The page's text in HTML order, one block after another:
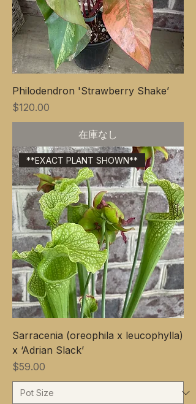
Philodendron 'Strawberry Shake’
価格
$120.00
在庫なし
**EXACT PLANT SHOWN**
Sarracenia (oreophila x leucophylla)
x ‘Adrian Slack’
価格
$59.00